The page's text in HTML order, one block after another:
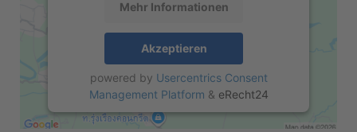
Mehr Informationen
Akzeptieren
powered by Usercentrics Consent
Management Platform & eRecht24